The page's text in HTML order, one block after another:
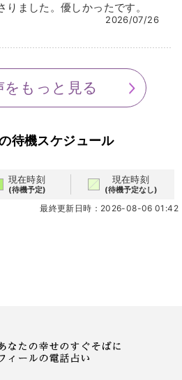
ました。優しかったです。
2026/07/26
をもっと見る
待機スケジュール
現在時刻
(待機予定)
現在時刻
(待機予定なし)
最終更新日時：2026-08-06 01:42